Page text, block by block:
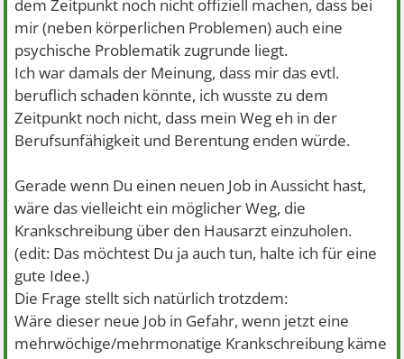
dem Zeitpunkt noch nicht offiziell machen, dass bei
mir (neben körperlichen Problemen) auch eine
psychische Problematik zugrunde liegt.
Ich war damals der Meinung, dass mir das evtl.
beruflich schaden könnte, ich wusste zu dem
Zeitpunkt noch nicht, dass mein Weg eh in der
Berufsunfähigkeit und Berentung enden würde.
Gerade wenn Du einen neuen Job in Aussicht hast,
wäre das vielleicht ein möglicher Weg, die
Krankschreibung über den Hausarzt einzuholen.
(edit: Das möchtest Du ja auch tun, halte ich für eine
gute Idee.)
Die Frage stellt sich natürlich trotzdem:
Wäre dieser neue Job in Gefahr, wenn jetzt eine
mehrwöchige/mehrmonatige Krankschreibung käme